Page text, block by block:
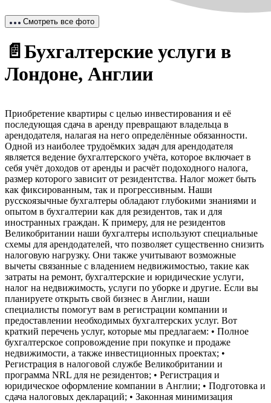
Смотреть все фото
📄Бухгалтерские услуги в
Лондоне, Англии
Приобретение квартиры с целью инвестирования и её
последующая сдача в аренду превращают владельца в
арендодателя, налагая на него определённые обязанности.
Одной из наиболее трудоёмких задач для арендодателя
является ведение бухгалтерского учёта, которое включает в
себя учёт доходов от аренды и расчёт подоходного налога,
размер которого зависит от резидентства. Налог может быть
как фиксированным, так и прогрессивным. Наши
русскоязычные бухгалтеры обладают глубокими знаниями и
опытом в бухгалтерии как для резидентов, так и для
иностранных граждан. К примеру, для не резидентов
Великобритании наши бухгалтеры используют специальные
схемы для арендодателей, что позволяет существенно снизить
налоговую нагрузку. Они также учитывают возможные
вычеты связанные с владением недвижимостью, такие как
затраты на ремонт, бухгалтерские и юридические услуги,
налог на недвижимость, услуги по уборке и другие. Если вы
планируете открыть свой бизнес в Англии, наши
специалисты помогут вам в регистрации компании и
предоставлении необходимых бухгалтерских услуг. Вот
краткий перечень услуг, которые мы предлагаем: • Полное
бухгалтерское сопровождение при покупке и продаже
недвижимости, а также инвестиционных проектах; •
Регистрация в налоговой службе Великобритании и
программа NRL для не резидентов; • Регистрация и
юридическое оформление компании в Англии; • Подготовка и
сдача налоговых деклараций; • Законная минимизация